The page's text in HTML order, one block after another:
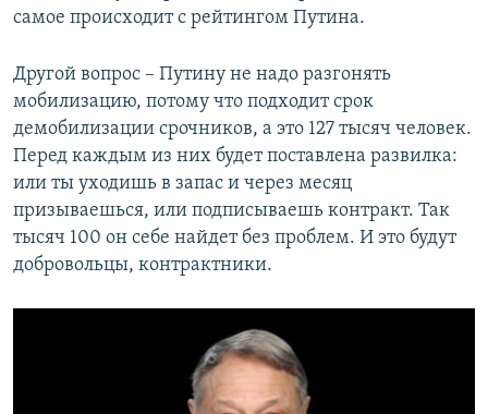
самое происходит с рейтингом Путина.
Другой вопрос – Путину не надо разгонять
мобилизацию, потому что подходит срок
демобилизации срочников, а это 127 тысяч человек.
Перед каждым из них будет поставлена развилка:
или ты уходишь в запас и через месяц
призываешься, или подписываешь контракт. Так
тысяч 100 он себе найдет без проблем. И это будут
добровольцы, контрактники.